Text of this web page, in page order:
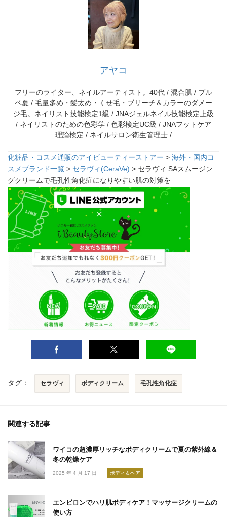
アヤコ
フリーのライター、ネイルアーティスト。40代 / 混合肌 / ブル
ベ夏 / 毛量多め・髪太め・くせ毛・ブリーチ＆カラーのダメー
ジ毛。ネイリスト技能検定1級 / JNAジェルネイル技能検定上級
/ ネイリストのための色彩学 / 色彩検定UC級 / JNAフットケア
理論検定 / ネイルサロン衛生管理士 /
化粧品・コスメ通販のアイビューティーストアー > 海外・国内コ
スメブランド一覧 > セラヴィ(CeraVe) > セラヴィ SAスムージン
グクリームで毛孔性角化症になりやすい肌の対策を
タグ： セラヴィ ボディクリーム 毛孔性角化症
関連する記事
ワイコの超濃厚リッチなボディクリームで夏の紫外線＆
冬の乾燥ケア
2025 年 4 月 17 日 ボディ＆ヘア
エンビロンでハリ肌ボディケア！マッサージクリームの
使い方